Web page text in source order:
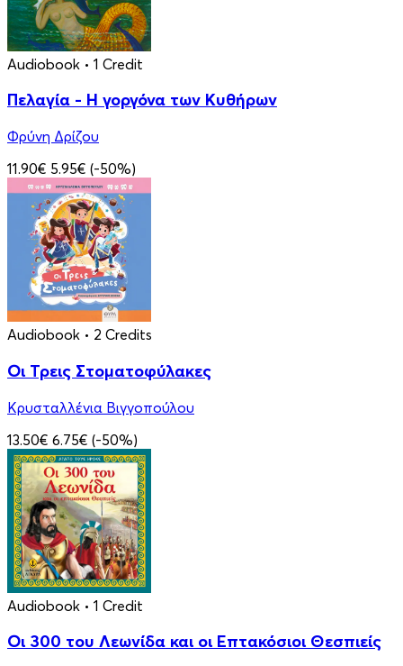
Audiobook • 1 Credit
Πελαγία - Η γοργόνα των Κυθήρων
Φρύνη Δρίζου
11.90€ 5.95€ (-50%)
Audiobook • 2 Credits
Οι Τρεις Στοματοφύλακες
Κρυσταλλένια Βιγγοπούλου
13.50€ 6.75€ (-50%)
Audiobook • 1 Credit
Οι 300 του Λεωνίδα και οι Eπτακόσιοι Θεσπιείς